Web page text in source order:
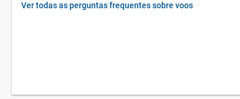
Ver todas as perguntas frequentes sobre voos